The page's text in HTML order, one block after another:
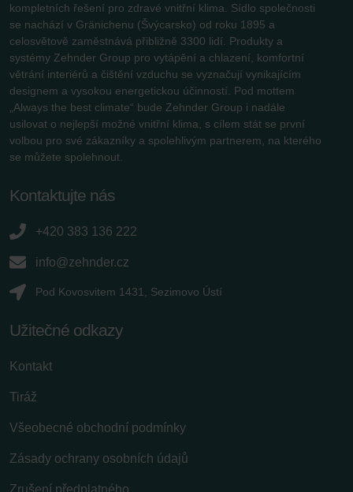
kompletních řešení pro zdravé vnitřní klima. Sídlo společnosti
se nachází v Gränichenu (Švýcarsko) od roku 1895 a
celosvětově zaměstnává přibližně 3300 lidí. Produkty a
systémy Zehnder Group pro vytápění a chlazení, komfortní
větrání interiérů a čištění vzduchu se vyznačují vynikajícím
designem a vysokou energetickou účinností. Pod mottem
„Always the best climate“ bude Zehnder Group i nadále
usilovat o nejlepší možné vnitřní klima, s cílem stát se první
volbou pro své zákazníky a spolehlivým partnerem, na kterého
se můžete spolehnout.
Kontaktujte nás
+420 383 136 222
info@zehnder.cz
Pod Kovosvitem 1431, Sezimovo Ústí
Užitečné odkazy
Kontakt
Tiráž
Všeobecné obchodní podmínky
Zásady ochrany osobních údajů
Zrušení předplatného